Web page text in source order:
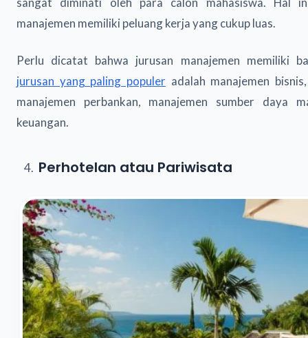
manajemen memiliki peluang kerja yang cukup luas.
Perlu dicatat bahwa jurusan manajemen memiliki
jurusan yang paling populeradalah manajemen
manajemen perbankan, manajemen sumber daya
keuangan.
Perhotelan atau Pariwisata